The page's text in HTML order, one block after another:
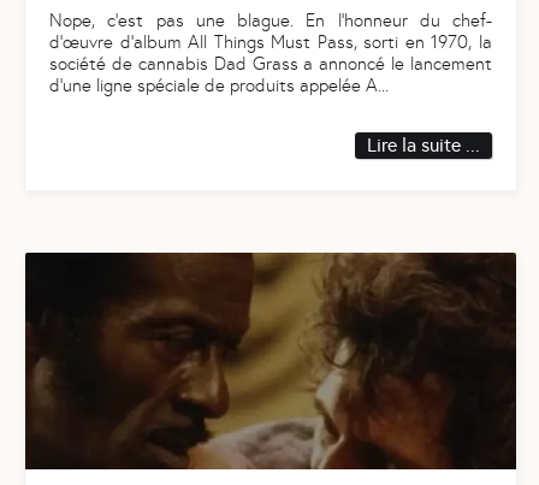
Nope, c’est pas une blague. En l'honneur du chef-
d'œuvre d’album All Things Must Pass, sorti en 1970, la
société de cannabis Dad Grass a annoncé le lancement
d'une ligne spéciale de produits appelée A
Lire la suite ...